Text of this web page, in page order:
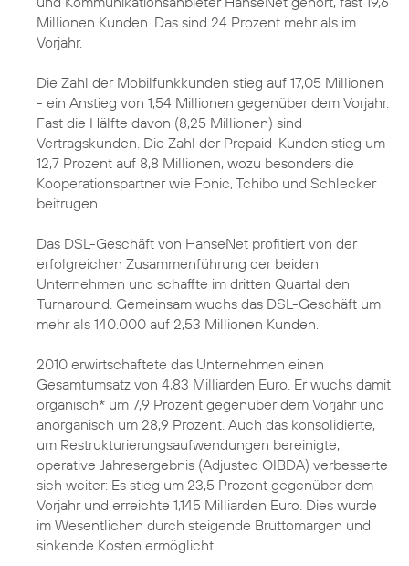
Millionen Kunden. Das sind 24 Prozent mehr als im
Vorjahr.
Die Zahl der Mobilfunkkunden stieg auf 17,05 Millionen
- ein Anstieg von 1,54 Millionen gegenüber dem Vorjahr.
Fast die Hälfte davon (8,25 Millionen) sind
Vertragskunden. Die Zahl der Prepaid-Kunden stieg um
12,7 Prozent auf 8,8 Millionen, wozu besonders die
Kooperationspartner wie Fonic, Tchibo und Schlecker
beitrugen.
Das DSL-Geschäft von HanseNet profitiert von der
erfolgreichen Zusammenführung der beiden
Unternehmen und schaffte im dritten Quartal den
Turnaround. Gemeinsam wuchs das DSL-Geschäft um
mehr als 140.000 auf 2,53 Millionen Kunden.
2010 erwirtschaftete das Unternehmen einen
Gesamtumsatz von 4,83 Milliarden Euro. Er wuchs damit
organisch* um 7,9 Prozent gegenüber dem Vorjahr und
anorganisch um 28,9 Prozent. Auch das konsolidierte,
um Restrukturierungsaufwendungen bereinigte,
operative Jahresergebnis (Adjusted OIBDA) verbesserte
sich weiter: Es stieg um 23,5 Prozent gegenüber dem
Vorjahr und erreichte 1,145 Milliarden Euro. Dies wurde
im Wesentlichen durch steigende Bruttomargen und
sinkende Kosten ermöglicht.